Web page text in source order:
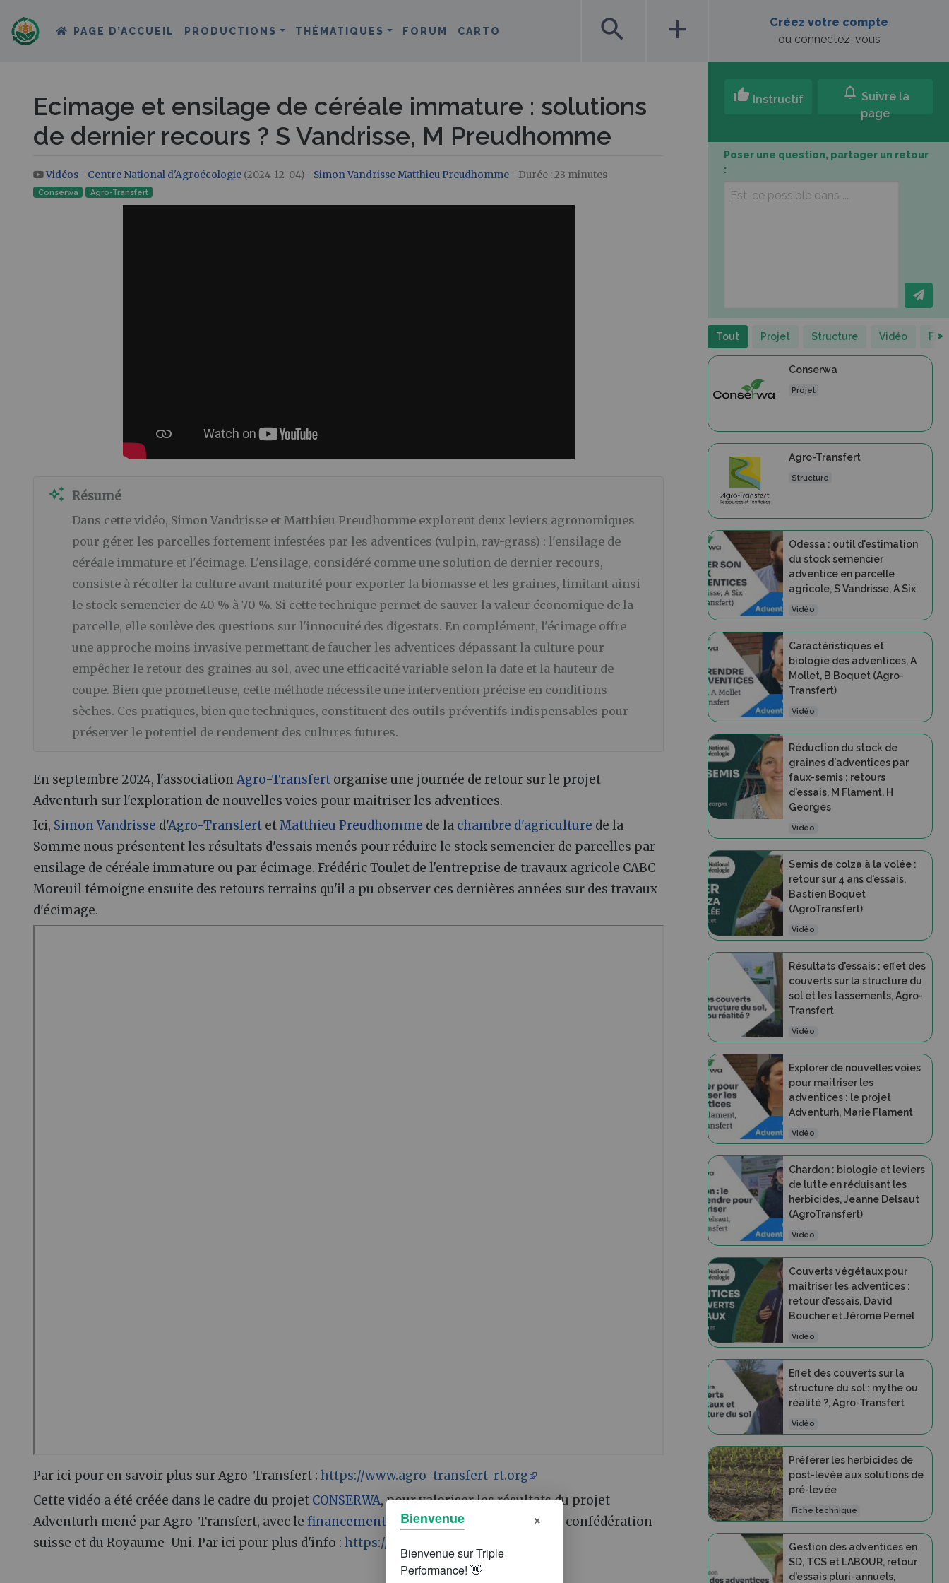
PAGE D’ACCUEIL PRODUCTIONS THÉMATIQUES FORUM CARTO search add
Créez votre compte
ou connectez-vous
Ecimage et ensilage de céréale immature : solutions
de dernier recours ? S Vandrisse, M Preudhomme
Aller à :navigation,rechercher
Vidéos - Centre National d'Agroécologie (2024-12-04) - Simon VandrisseMatthieu Preudhomme - Durée : 23 minutes
Conserwa Agro-Transfert
auto_awesome Résumé
Dans cette vidéo, Simon Vandrisse et Matthieu Preudhomme explorent deux leviers agronomiques
pour gérer les parcelles fortement infestées par les adventices (vulpin, ray-grass) : l'ensilage de
céréale immature et l'écimage. L'ensilage, considéré comme une solution de dernier recours,
consiste à récolter la culture avant maturité pour exporter la biomasse et les graines, limitant ainsi
le stock semencier de 40 % à 70 %. Si cette technique permet de sauver la valeur économique de la
parcelle, elle soulève des questions sur l'innocuité des digestats. En complément, l'écimage offre
une approche moins invasive permettant de faucher les adventices dépassant la culture pour
empêcher le retour des graines au sol, avec une efficacité variable selon la date et la hauteur de
coupe. Bien que prometteuse, cette méthode nécessite une intervention précise en conditions
sèches. Ces pratiques, bien que techniques, constituent des outils préventifs indispensables pour
préserver le potentiel de rendement des cultures futures.
En septembre 2024, l'association Agro-Transfert organise une journée de retour sur le projet
Adventurh sur l'exploration de nouvelles voies pour maitriser les adventices.
Ici, Simon Vandrisse d'Agro-Transfert etMatthieu Preudhomme de la chambre d'agriculture de la
Somme nous présentent les résultats d'essais menés pour réduire le stock semencier de parcelles par
ensilage de céréale immature ou par écimage. Frédéric Toulet de l'entreprise de travaux agricole CABC
Moreuil témoigne ensuite des retours terrains qu'il a pu observer ces dernières années sur des travaux
d'écimage.
Par ici pour en savoir plus sur Agro-Transfert : https://www.agro-transfert-rt.org
Cette vidéo a été créée dans le cadre du projet CONSERWA, pour valoriser les résultats du projet
Adventurh mené par Agro-Transfert, avec le financement de l’Union Européenne, de la confédération
suisse et du Royaume-Uni. Par ici pour plus d'info : https://conserwa.eu/
thumb_up Instructif notifications Suivre la
page
Poser une question, partager un retour
:
Tout Projet Structure Vidéo >
Conserwa
Projet
Agro-Transfert
Structure
Odessa : outil d'estimation
du stock semencier
adventice en parcelle
agricole, S Vandrisse, A Six
Vidéo
Caractéristiques et
biologie des adventices, A
Mollet, B Boquet (Agro-
Transfert)
Vidéo
Réduction du stock de
graines d'adventices par
faux-semis : retours
d'essais, M Flament, H
Georges
Vidéo
Semis de colza à la volée :
retour sur 4 ans d'essais,
Bastien Boquet
(AgroTransfert)
Vidéo
Résultats d'essais : effet des
couverts sur la structure du
sol et les tassements, Agro-
Transfert
Vidéo
Explorer de nouvelles voies
pour maitriser les
adventices : le projet
Adventurh, Marie Flament
Vidéo
Chardon : biologie et leviers
de lutte en réduisant les
herbicides, Jeanne Delsaut
(AgroTransfert)
Vidéo
Couverts végétaux pour
maitriser les adventices :
retour d'essais, David
Boucher et Jérome Pernel
Vidéo
Effet des couverts sur la
structure du sol : mythe ou
réalité ?, Agro-Transfert
Vidéo
Préférer les herbicides de
post-levée aux solutions de
pré-levée
Fiche technique
Gestion des adventices en
SD, TCS et LABOUR, retour
d'essais pluri-annuels,
Bienvenue ×